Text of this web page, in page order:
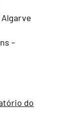
Algarve
–
do